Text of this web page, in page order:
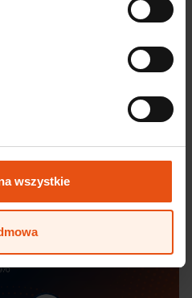
wszystkie
w Polsce – to miejsce
dostawców,
wyjątkową przestrzeń